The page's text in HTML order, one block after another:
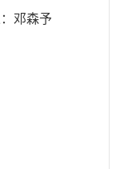
：邓森予